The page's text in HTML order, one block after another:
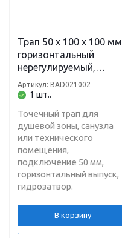
Трап 50 х 100 х 100 мм
горизонтальный
нерегулируемый,
гидрозатвор,
нержавеющая сталь
1 шт..
Артикул: BAD021002
Точечный трап для
душевой зоны, санузла
или технического
помещения,
подключение 50 мм,
горизонтальный выпуск,
гидрозатвор.
В корзину